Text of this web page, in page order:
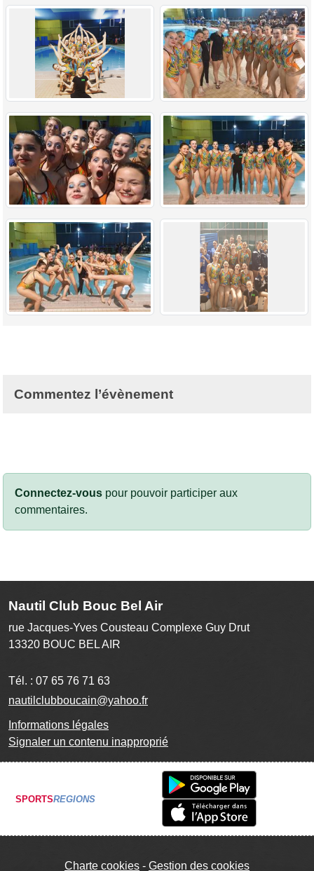
Commentez l’évènement
Connectez-vous pour pouvoir participer aux
commentaires.
Nautil Club Bouc Bel Air
rue Jacques-Yves Cousteau Complexe Guy Drut
13320 BOUC BEL AIR
Tél. : 07 65 76 71 63
nautilclubboucain@yahoo.fr
Informations légales
Signaler un contenu inapproprié
SPORTSREGIONS
Charte cookies Gestion des cookies